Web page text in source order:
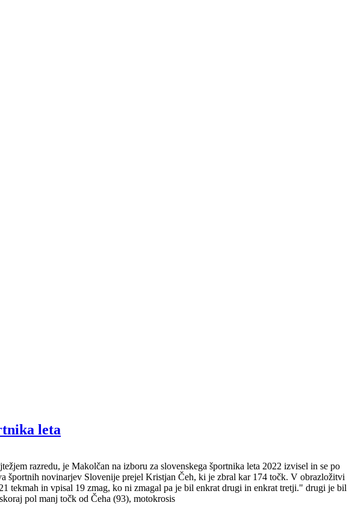
leta
razredu, je Makolčan na izboru za slovenskega športnika leta 2022 izvisel in se po
športnih novinarjev Slovenije prejel Kristjan Čeh, ki je zbral kar 174 točk. V obrazložitvi
tekmah in vpisal 19 zmag, ko ni zmagal pa je bil enkrat drugi in enkrat tretji." drugi je bil
pol manj točk od Čeha (93), motokrosis